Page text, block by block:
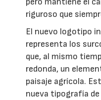
riguroso que
El nuevo logotipo
representa los
que, al mismo
redonda, un
paisaje agrícola.
nueva tipografía